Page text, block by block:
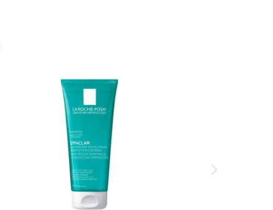
¿Cansado del acné
persistente? El Effaclar
Micro-Peeling Gel de La
Roche-Posay es tu
solución experta. Purifica
intensamente,
desobstruye poros y
reduce imperfecciones
con Ácido Salicílico y LHA.
¡Piel renovada y sin brillos!